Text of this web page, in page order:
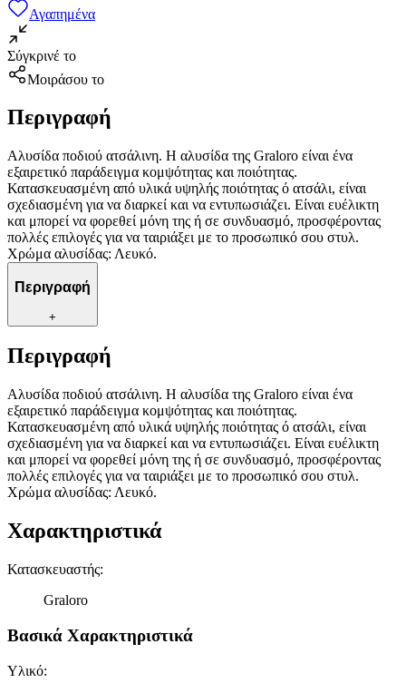
Αγαπημένα
Σύγκρινέ το
Μοιράσου το
Περιγραφή
Aλυσίδα ποδιού ατσάλινη. Η αλυσίδα της Graloro είναι ένα
εξαιρετικό παράδειγμα κομψότητας και ποιότητας.
Κατασκευασμένη από υλικά υψηλής ποιότητας ό ατσάλι, είναι
σχεδιασμένη για να διαρκεί και να εντυπωσιάζει. Είναι ευέλικτη
και μπορεί να φορεθεί μόνη της ή σε συνδυασμό, προσφέροντας
πολλές επιλογές για να ταιριάξει με το προσωπικό σου στυλ.
Χρώμα αλυσίδας: Λευκό.
Περιγραφή
+
Περιγραφή
Aλυσίδα ποδιού ατσάλινη. Η αλυσίδα της Graloro είναι ένα
εξαιρετικό παράδειγμα κομψότητας και ποιότητας.
Κατασκευασμένη από υλικά υψηλής ποιότητας ό ατσάλι, είναι
σχεδιασμένη για να διαρκεί και να εντυπωσιάζει. Είναι ευέλικτη
και μπορεί να φορεθεί μόνη της ή σε συνδυασμό, προσφέροντας
πολλές επιλογές για να ταιριάξει με το προσωπικό σου στυλ.
Χρώμα αλυσίδας: Λευκό.
Χαρακτηριστικά
Κατασκευαστής:
Graloro
Βασικά Χαρακτηριστικά
Υλικό: